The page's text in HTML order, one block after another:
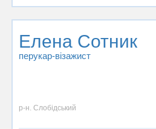
Елена Сотник
перукар-візажист
р-н. Слобідський